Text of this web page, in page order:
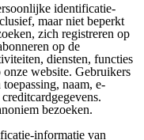
identificatie-
maar niet beperkt
zich registreren op
op de
diensten, functies
website. Gebruikers
naam, e-
bezoeken.
informatie van